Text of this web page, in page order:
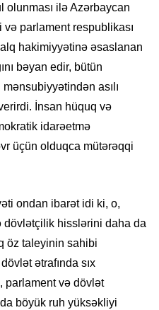
olunması ilə Azərbaycan
parlament respublikası
hakimiyyətinə əsaslanan
bəyan edir, bütün
asılı
İnsan hüquq və
idarəetmə
üçün olduqca mütərəqqi
ondan ibarət idi ki, o,
dövlətçilik hisslərini daha da
öz taleyinin sahibi
ətrafında sıx
parlament və dövlət
böyük ruh yüksəkliyi